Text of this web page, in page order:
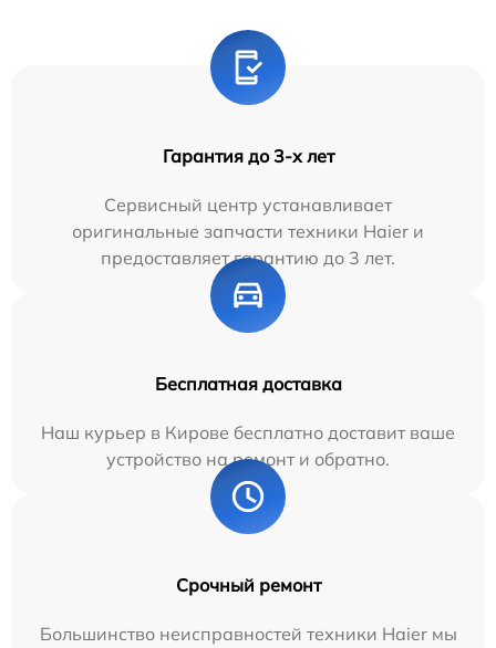
Гарантия до 3-х лет
Сервисный центр устанавливает
оригинальные запчасти техники Haier и
предоставляет гарантию до 3 лет.
Бесплатная доставка
Наш курьер в Кирове бесплатно доставит ваше
устройство на ремонт и обратно.
Срочный ремонт
Большинство неисправностей техники Haier мы